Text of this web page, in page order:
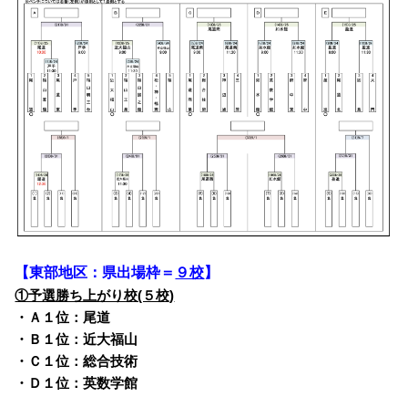
【東部地区：県出場枠＝ ９校】
①予選勝ち上がり校(５校)
・Ａ１位：尾道
・Ｂ１位：近大福山
・Ｃ１位：総合技術
・Ｄ１位：英数学館